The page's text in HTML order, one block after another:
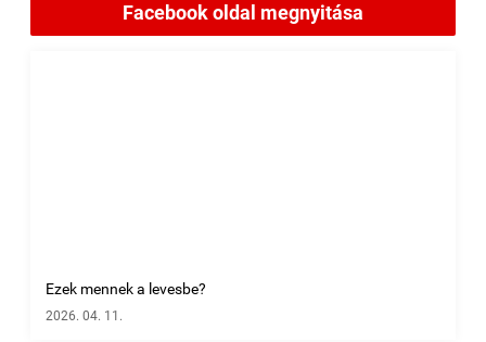
Facebook oldal megnyitása
Ezek mennek a levesbe?
2026. 04. 11.